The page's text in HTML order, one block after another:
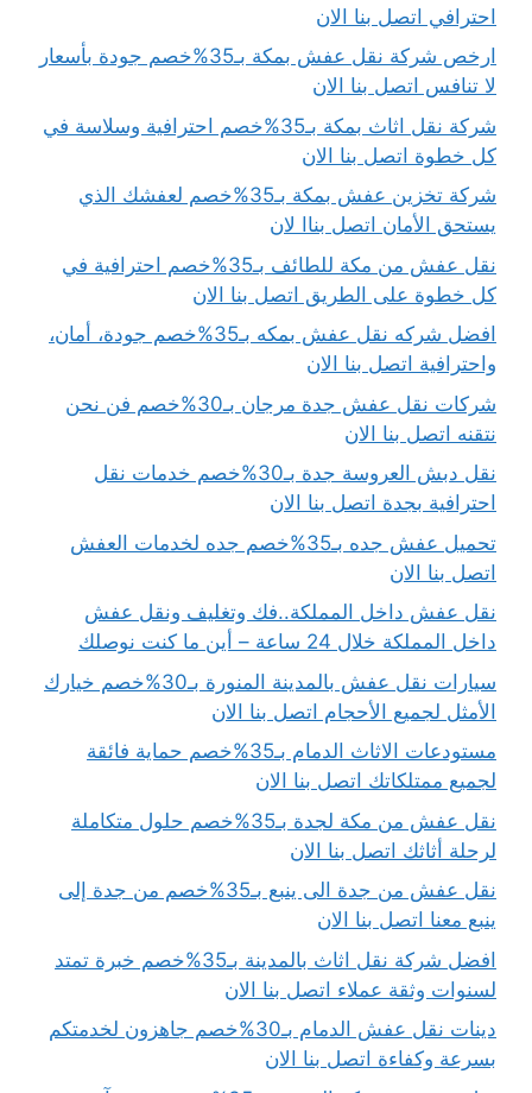
احترافي اتصل بنا الان
ارخص شركة نقل عفش بمكة بـ35%خصم جودة بأسعار
لا تنافس اتصل بنا الان
شركة نقل اثاث بمكة بـ35%خصم احترافية وسلاسة في
كل خطوة اتصل بنا الان
شركة تخزين عفش بمكة بـ35%خصم لعفشك الذي
يستحق الأمان اتصل بناا لان
نقل عفش من مكة للطائف بـ35%خصم احترافية في
كل خطوة على الطريق اتصل بنا الان
افضل شركه نقل عفش بمكه بـ35%خصم جودة، أمان،
واحترافية اتصل بنا الان
شركات نقل عفش جدة مرجان بـ30%خصم فن نحن
نتقنه اتصل بنا الان
نقل دبش العروسة جدة بـ30%خصم خدمات نقل
احترافية بجدة اتصل بنا الان
تحميل عفش جده بـ35%خصم جده لخدمات العفش
اتصل بنا الان
نقل عفش داخل المملكة..فك وتغليف ونقل عفش
داخل المملكة خلال 24 ساعة – أين ما كنت نوصلك
سيارات نقل عفش بالمدينة المنورة بـ30%خصم خيارك
الأمثل لجميع الأحجام اتصل بنا الان
مستودعات الاثاث الدمام بـ35%خصم حماية فائقة
لجميع ممتلكاتك اتصل بنا الان
نقل عفش من مكة لجدة بـ35%خصم حلول متكاملة
لرحلة أثاثك اتصل بنا الان
نقل عفش من جدة الى ينبع بـ35%خصم من جدة إلى
ينبع معنا اتصل بنا الان
افضل شركة نقل اثاث بالمدينة بـ35%خصم خبرة تمتد
لسنوات وثقة عملاء اتصل بنا الان
دينات نقل عفش الدمام بـ30%خصم جاهزون لخدمتكم
بسرعة وكفاءة اتصل بنا الان